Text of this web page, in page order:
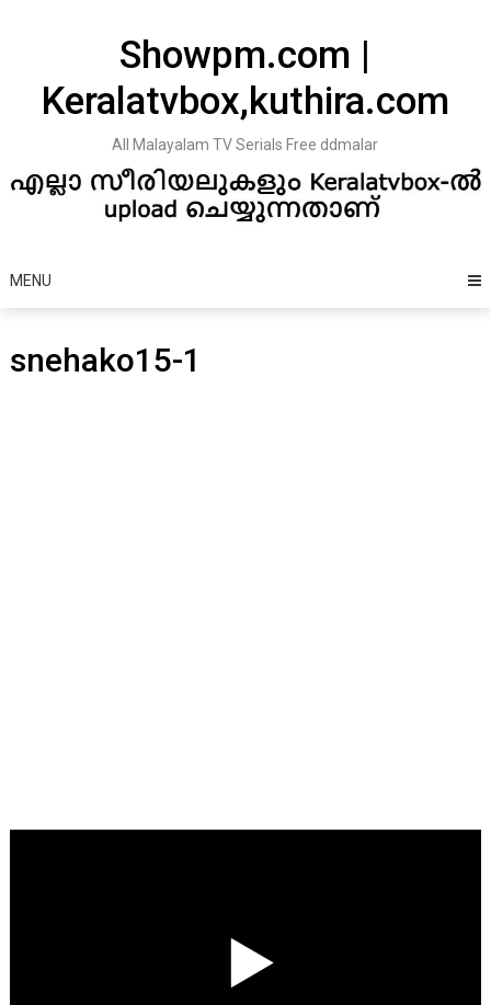
Showpm.com |
Keralatvbox,kuthira.com
All Malayalam TV Serials Free ddmalar
MENU
snehako15-1